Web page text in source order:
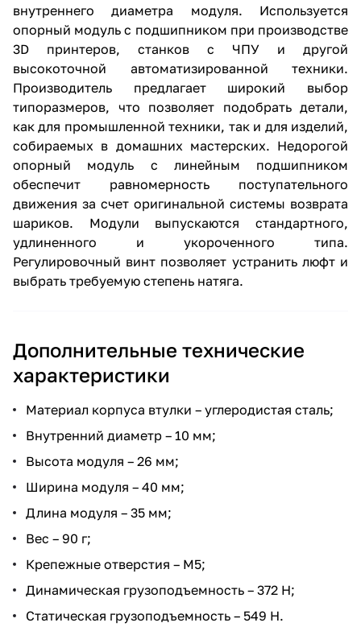
внутреннего диаметра модуля. Используется
опорный модуль с подшипником при производстве
3D принтеров, станков с ЧПУ и другой
высокоточной автоматизированной техники.
Производитель предлагает широкий выбор
типоразмеров, что позволяет подобрать детали,
как для промышленной техники, так и для изделий,
собираемых в домашних мастерских. Недорогой
опорный модуль с линейным подшипником
обеспечит равномерность поступательного
движения за счет оригинальной системы возврата
шариков. Модули выпускаются стандартного,
удлиненного и укороченного типа.
Регулировочный винт позволяет устранить люфт и
выбрать требуемую степень натяга.
Дополнительные технические
характеристики
Материал корпуса втулки – углеродистая сталь;
Внутренний диаметр – 10 мм;
Высота модуля – 26 мм;
Ширина модуля – 40 мм;
Длина модуля – 35 мм;
Вес – 90 г;
Крепежные отверстия – М5;
Динамическая грузоподъемность – 372 Н;
Статическая грузоподъемность – 549 Н.